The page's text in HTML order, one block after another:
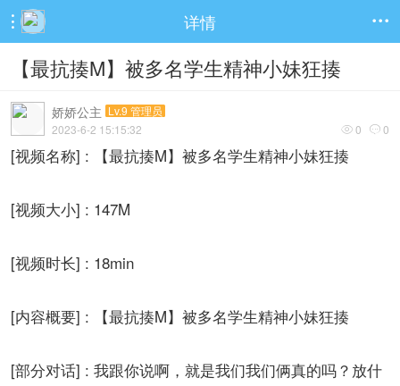
 详情 
【最抗揍M】被多名学生精神小妹狂揍
娇娇公主 Lv.9 管理员
 0  0
2023-6-2 15:15:32
[视频名称] : 【最抗揍M】被多名学生精神小妹狂揍
[视频大小] : 147M
[视频时长] : 18min
[内容概要] : 【最抗揍M】被多名学生精神小妹狂揍
[部分对话] : 我跟你说啊，就是我们我们俩真的吗？放什